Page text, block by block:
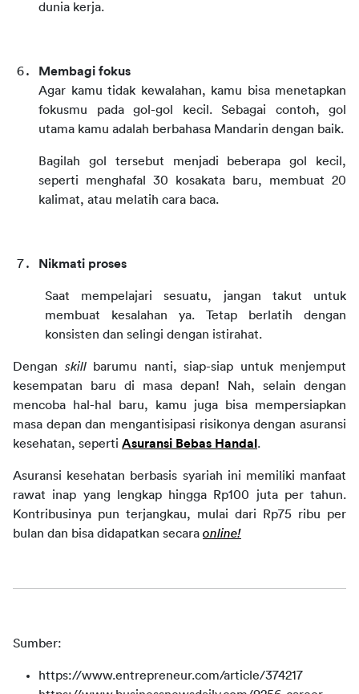
dunia kerja.
Membagi fokus
Agar kamu tidak kewalahan, kamu bisa menetapkan
fokusmu pada gol-gol kecil. Sebagai contoh, gol
utama kamu adalah berbahasa Mandarin dengan baik.
Bagilah gol tersebut menjadi beberapa gol kecil,
seperti menghafal 30 kosakata baru, membuat 20
kalimat, atau melatih cara baca.
Nikmati proses
Saat mempelajari sesuatu, jangan takut untuk
membuat kesalahan ya. Tetap berlatih dengan
konsisten dan selingi dengan istirahat.
Dengan skill barumu nanti, siap-siap untuk menjemput
kesempatan baru di masa depan! Nah, selain dengan
mencoba hal-hal baru, kamu juga bisa mempersiapkan
masa depan dan mengantisipasi risikonya dengan asuransi
kesehatan, seperti Asuransi Bebas Handal .
Asuransi kesehatan berbasis syariah ini memiliki manfaat
rawat inap yang lengkap hingga Rp100 juta per tahun.
Kontribusinya pun terjangkau, mulai dari Rp75 ribu per
bulan dan bisa didapatkan secara online!
Sumber:
https://www.entrepreneur.com/article/374217